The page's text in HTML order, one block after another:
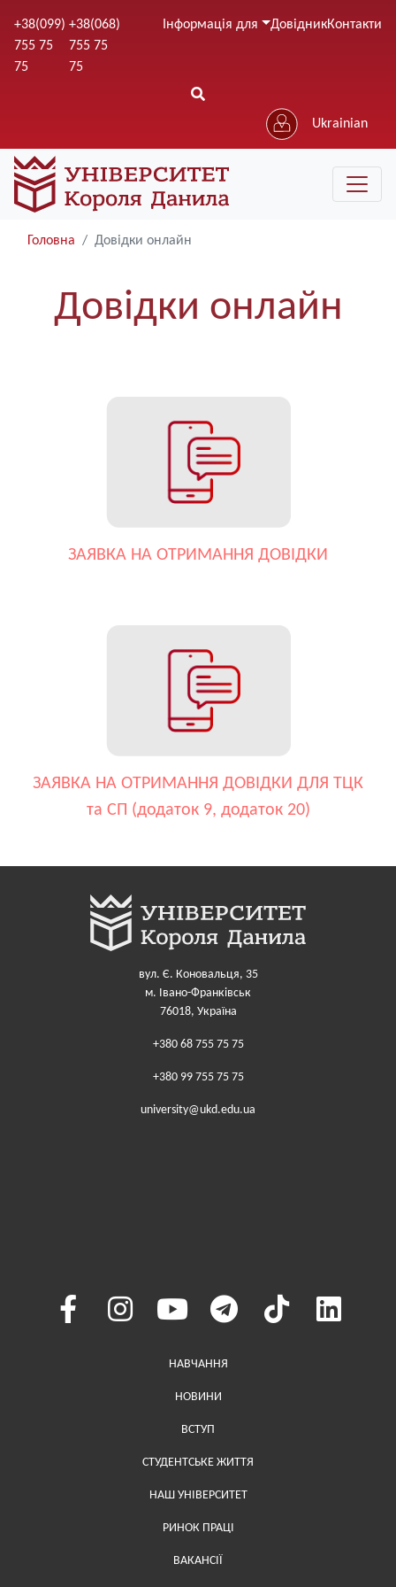
до
+38(099)
755 75
75
+38(068)
755 75
75
Інформація для ДовідникКонтакти
Ukrainian
Головна Довідки онлайн
Довідки онлайн
ЗАЯВКА НА ОТРИМАННЯ ДОВІДКИ
ЗАЯВКА НА ОТРИМАННЯ ДОВІДКИ ДЛЯ ТЦК
та СП (додаток 9, додаток 20)
вул. Є. Коновальця, 35
м. Івано-Франківськ
76018, Україна
+380 68 755 75 75
+380 99 755 75 75
university@ukd.edu.ua
Меню у хедері
НАВЧАННЯ
НОВИНИ
ВСТУП
СТУДЕНТСЬКЕ ЖИТТЯ
НАШ УНІВЕРСИТЕТ
РИНОК ПРАЦІ
ВАКАНСІЇ